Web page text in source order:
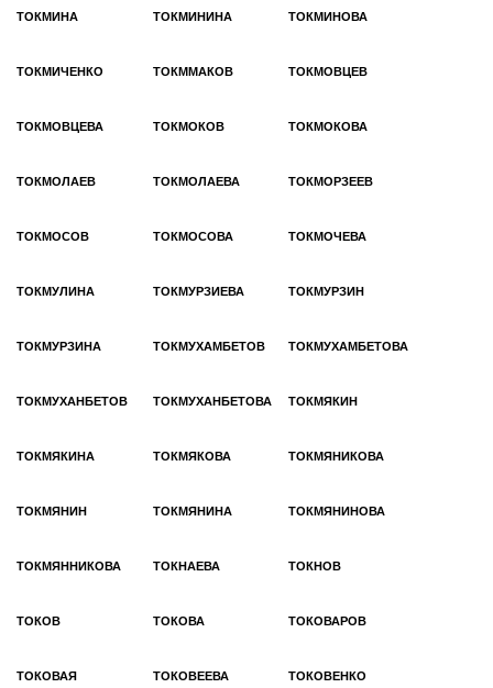
ТОКМИНА ТОКМИНИНА ТОКМИНОВА
ТОКМИЧЕНКО ТОКММАКОВ ТОКМОВЦЕВ
ТОКМОВЦЕВА ТОКМОКОВ ТОКМОКОВА
ТОКМОЛАЕВ ТОКМОЛАЕВА ТОКМОРЗЕЕВ
ТОКМОСОВ ТОКМОСОВА ТОКМОЧЕВА
ТОКМУЛИНА ТОКМУРЗИЕВА ТОКМУРЗИН
ТОКМУРЗИНА ТОКМУХАМБЕТОВ ТОКМУХАМБЕТОВА
ТОКМУХАНБЕТОВ ТОКМУХАНБЕТОВА ТОКМЯКИН
ТОКМЯКИНА ТОКМЯКОВА ТОКМЯНИКОВА
ТОКМЯНИН ТОКМЯНИНА ТОКМЯНИНОВА
ТОКМЯННИКОВА ТОКНАЕВА ТОКНОВ
ТОКОВ ТОКОВА ТОКОВАРОВ
ТОКОВАЯ ТОКОВЕЕВА ТОКОВЕНКО